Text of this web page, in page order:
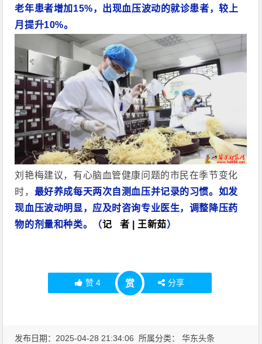
老年患者增加15%，出现血压波动的就诊患者，较上
月提升10%。
刘艳梅建议，有心脑血管健康问题的市民在季节变化
时， 最好养成每天两次自测血压并记录的习惯。如发
现血压波动明显，应及时咨询专业医生，调整降压药
物的剂量和种类。（记 者 | 王新茹）
赞 4 赏 分享
发布日期：2025-04-28 21:34:06 所属分类：华东头条